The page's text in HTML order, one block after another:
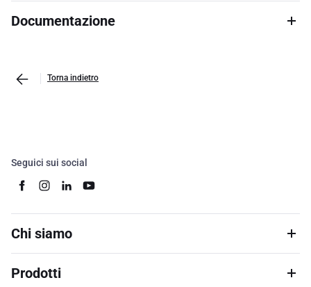
Documentazione
Torna indietro
Seguici sui social
Chi siamo
Prodotti